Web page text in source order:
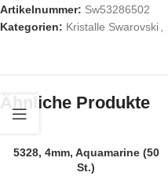
Artikelnummer: Sw53286502
Kategorien: Kristalle Swarovski
Ähnliche Produkte
SWAROVSKI
5328, 4mm, Aquamarine (50
St.)